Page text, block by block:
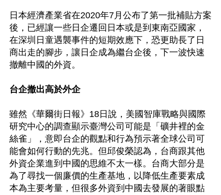
日本經濟產業省在2020年7月公布了第一批補貼方案
後，已經讓一些日企遷回日本或是到東南亞國家，
在深圳日童遇襲事件的短期效應下，恐更助長了日
商出走的腳步，讓日企成為繼台企後，下一波快速
撤離中國的外資。
台企撤出高於外企
雖然《華爾街日報》18日說，美國智庫戰略與國際
研究中心的調查顯示臺灣公司可能是「礦井裡的金
絲雀」，意即台企的觀點和行為預示著全球公司可
能會如何行動的先兆。但邱俊榮認為，台商跟其他
外資企業進到中國的思維不太一樣。台商大部分是
為了尋找一個廉價的生產基地，以降低生產要素成
本為主要考量，但很多外資到中國去發展的著眼點